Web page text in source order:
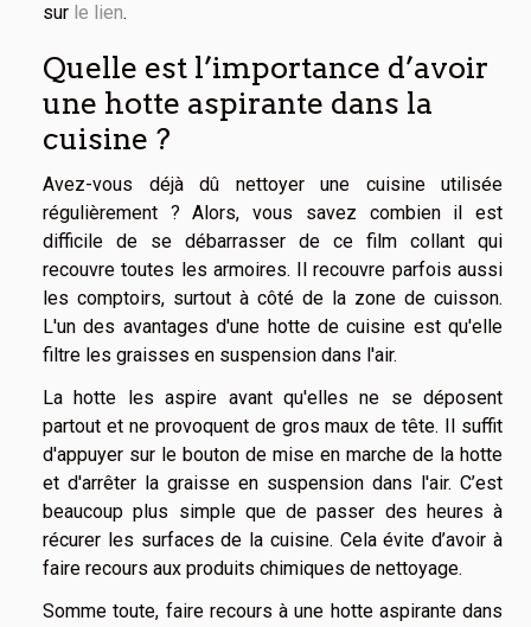
sur le lien.
Quelle est l’importance d’avoir
une hotte aspirante dans la
cuisine ?
Avez-vous déjà dû nettoyer une cuisine utilisée
régulièrement ? Alors, vous savez combien il est
difficile de se débarrasser de ce film collant qui
recouvre toutes les armoires. Il recouvre parfois aussi
les comptoirs, surtout à côté de la zone de cuisson.
L'un des avantages d'une hotte de cuisine est qu'elle
filtre les graisses en suspension dans l'air.
La hotte les aspire avant qu'elles ne se déposent
partout et ne provoquent de gros maux de tête. Il suffit
d'appuyer sur le bouton de mise en marche de la hotte
et d'arrêter la graisse en suspension dans l'air. C’est
beaucoup plus simple que de passer des heures à
récurer les surfaces de la cuisine. Cela évite d’avoir à
faire recours aux produits chimiques de nettoyage.
Somme toute, faire recours à une hotte aspirante dans